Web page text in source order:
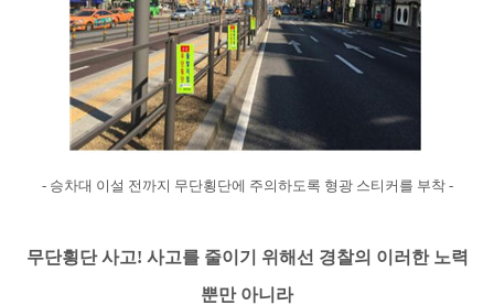
- 승차대 이설 전까지 무단횡단에 주의하도록 형광 스티커를 부착 -
무단횡단 사고! 사고를 줄이기 위해선 경찰의 이러한 노력
뿐만 아니라